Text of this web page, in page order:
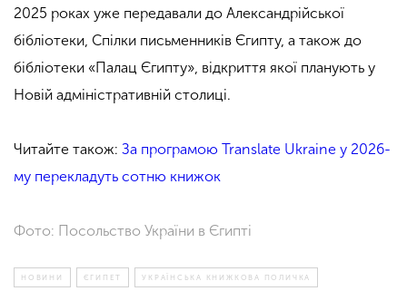
2025 роках уже передавали до Александрійської
бібліотеки, Спілки письменників Єгипту, а також до
бібліотеки «Палац Єгипту», відкриття якої планують у
Новій адміністративній столиці.
Читайте також: За програмою Translate Ukraine у 2026-
му перекладуть сотню книжок
Фото: Посольство України в Єгипті
НОВИНИ ЄГИПЕТ УКРАЇНСЬКА КНИЖКОВА ПОЛИЧКА